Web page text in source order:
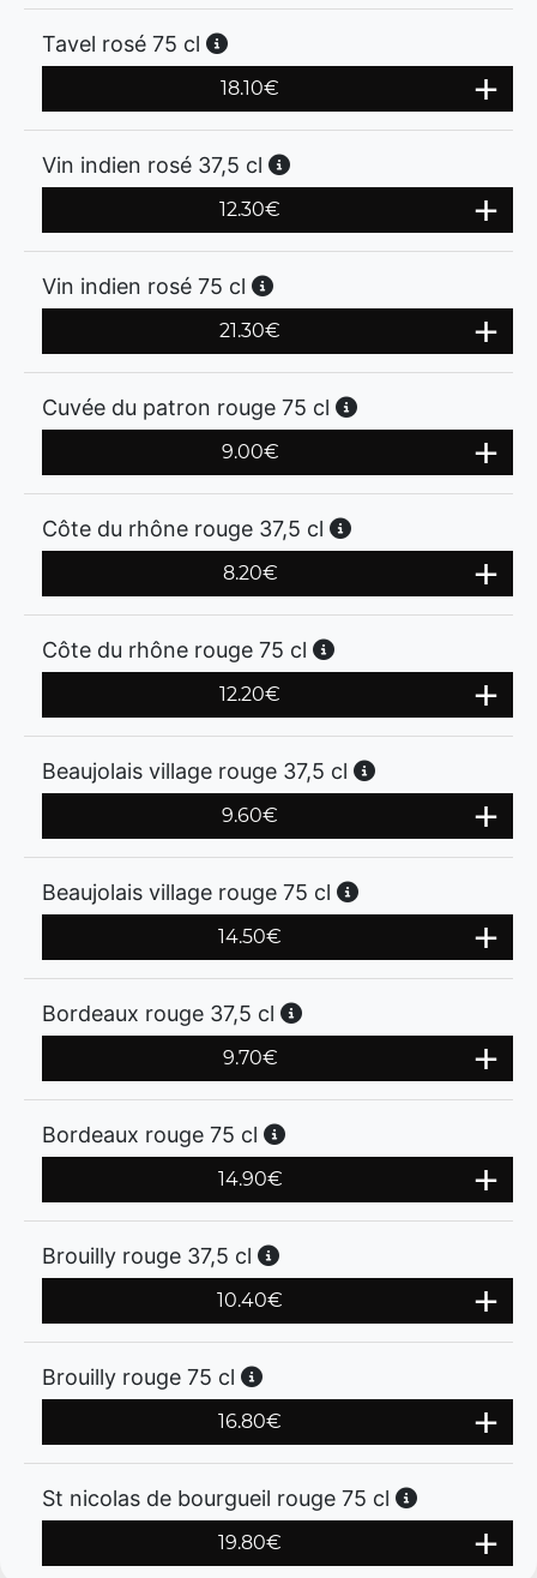
Tavel rosé 75 cl
18.10€
Vin indien rosé 37,5 cl
12.30€
Vin indien rosé 75 cl
21.30€
Cuvée du patron rouge 75 cl
9.00€
Côte du rhône rouge 37,5 cl
8.20€
Côte du rhône rouge 75 cl
12.20€
Beaujolais village rouge 37,5 cl
9.60€
Beaujolais village rouge 75 cl
14.50€
Bordeaux rouge 37,5 cl
9.70€
Bordeaux rouge 75 cl
14.90€
Brouilly rouge 37,5 cl
10.40€
Brouilly rouge 75 cl
16.80€
St nicolas de bourgueil rouge 75 cl
19.80€